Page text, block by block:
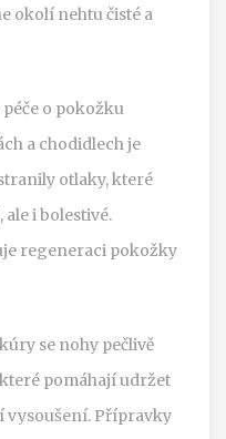
okolí nehtu čisté a
o pokožku
a chodidlech je
otlaky, které
i bolestivé.
regeneraci pokožky
se nohy pečlivě
pomáhají udržet
vysoušení. Přípravky